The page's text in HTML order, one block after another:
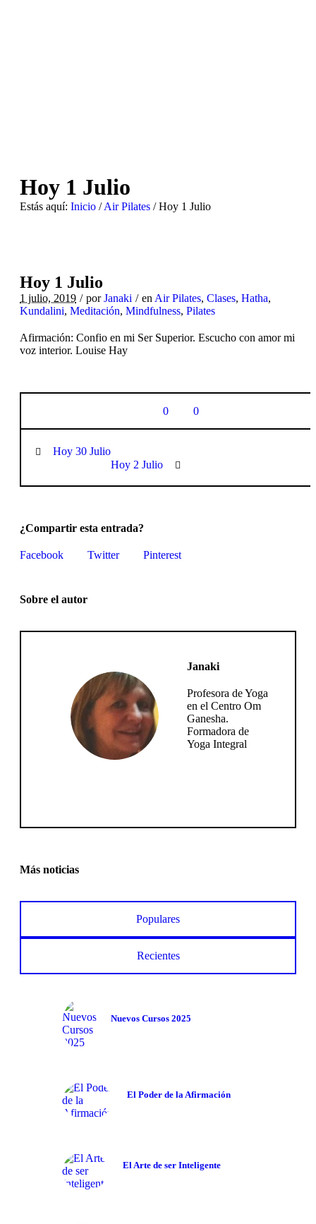
Hoy 1 Julio
Estás aquí: Inicio /Air Pilates /Hoy 1 Julio
Hoy 1 Julio
1 julio, 2019 porJanaki en Air Pilates, Clases, Hatha,
Kundalini, Meditación, Mindfulness, Pilates
Afirmación: Confio en mi Ser Superior. Escucho con amor mi
voz interior. Louise Hay
0 0
Hoy 30 Julio
Hoy 2 Julio
¿Compartir esta entrada?
Facebook Twitter Pinterest
Sobre el autor
Janaki
Profesora de Yoga
en el Centro Om
Ganesha.
Formadora de
Yoga Integral
Más noticias
Populares
Recientes
Nuevos Cursos 2025
El Poder de la Afirmación
El Arte de ser Inteligente